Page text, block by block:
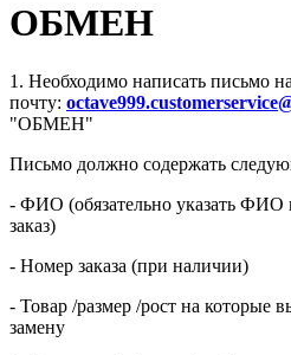
ОБМЕН
1. Необходимо написать письмо
почту:
"ОБМЕН"
Письмо должно содержать
- ФИО (обязательно указать ФИО
заказ)
- Номер заказа (при наличии)
- Товар /размер /рост на которые
замену